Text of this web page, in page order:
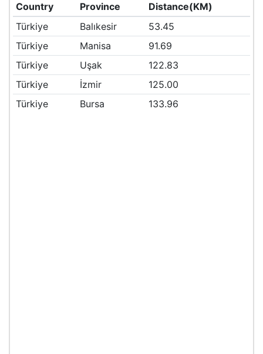
Country
Province
Distance(KM)
Türkiye
Balıkesir
53.45
Türkiye
Manisa
91.69
Türkiye
Uşak
122.83
Türkiye
İzmir
125.00
Türkiye
Bursa 133.96